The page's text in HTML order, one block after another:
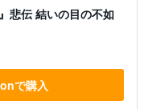
悲伝 結いの目の不如
で購入